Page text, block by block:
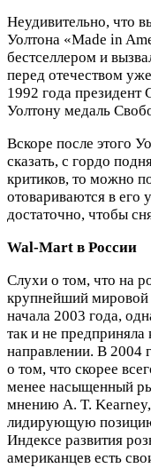
Неудивительно, что
Уолтона «Made in
бестселлером и
перед отечеством
1992 года
Уолтону медаль
Вскоре после этого
сказать, с гордо
критиков, то можно
отовариваются в его
достаточно, чтобы
Wal-Mart в России
Слухи о том, что на
крупнейший
начала 2003 года,
так и не
направлении. В 2004
о том, что скорее
менее насыщенный
мнению А. T. Kearney,
лидирующую
Индексе развития
американцев есть